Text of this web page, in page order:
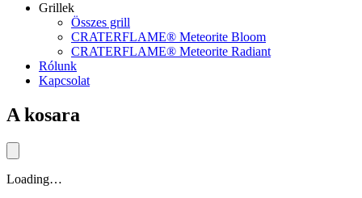
Grillek
Összes grill
CRATERFLAME® Meteorite Bloom
CRATERFLAME® Meteorite Radiant
Rólunk
Kapcsolat
A kosara
Loading…